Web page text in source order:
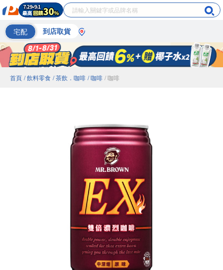
宅配 到店取貨
首頁 / 飲料零食 / 茶飲．咖啡 / 咖啡 / 咖啡